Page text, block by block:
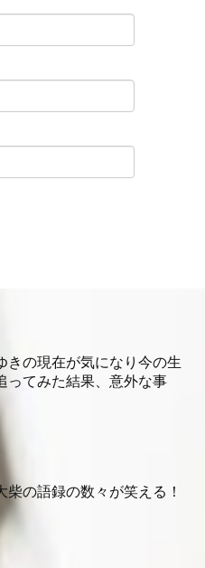
きの現在が気になり今の生
ってみた結果、意外な事
柴の語録の数々が笑える！